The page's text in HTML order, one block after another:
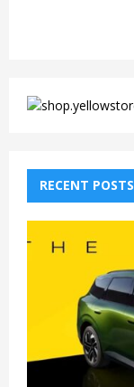
RECENT POSTS